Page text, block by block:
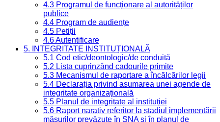
4.3 Programul de funcționare al autorităților
publice
4.4 Program de audiențe
4.5 Petiții
4.6 Autentificare
5. INTEGRITATE INSTITUȚIONALĂ
5.1 Cod etic/deontologic/de conduită
5.2 Lista cuprinzând cadourile primite
5.3 Mecanismul de raportare a încălcărilor legii
5.4 Declarația privind asumarea unei agende de
integritate organizațională
5.5 Planul de integritate al instituției
5.6 Raport narativ referitor la stadiul implementării
măsurilor prevăzute în SNA și în planul de